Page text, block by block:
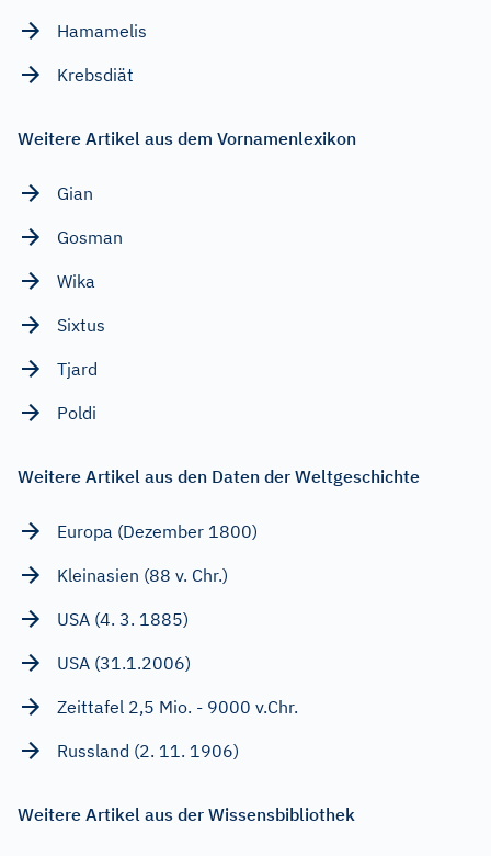
Hamamelis
Krebsdiät
Weitere Artikel aus dem Vornamenlexikon
Gian
Gosman
Wika
Sixtus
Tjard
Poldi
Weitere Artikel aus den Daten der Weltgeschichte
Europa (Dezember 1800)
Kleinasien (88 v. Chr.)
USA (4. 3. 1885)
USA (31.1.2006)
Zeittafel 2,5 Mio. - 9000 v.Chr.
Russland (2. 11. 1906)
Weitere Artikel aus der Wissensbibliothek